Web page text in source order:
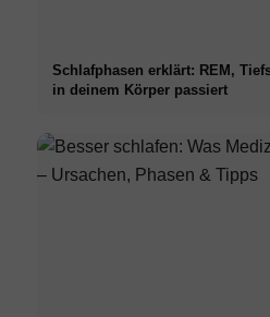
Schlafphasen erklärt: REM,
in deinem Körper passiert